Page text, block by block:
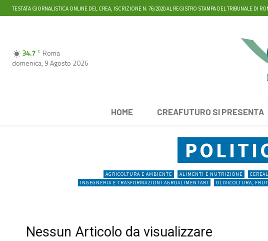
TESTATA GIORNALISTICA ONLINE DEL CREA, ISCRIZIONE N. 76/2020 AL REGISTRO STAMPA DEL TRIBUNALE DI
34.7 C Roma
domenica, 9 Agosto 2026
HOME CREAFUTURO SI PRESENTA
AGRICOLTURA E AMBIENTE ALIMENTI E NUTRIZIONE
INGEGNERIA E TRASFORMAZIONI AGROALIMENTARI
OLIVICOLTURA,
Nessun Articolo da visualizzare